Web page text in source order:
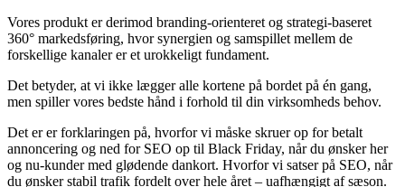
Vores produkt er derimod branding-orienteret og strategi-baseret
360° markedsføring, hvor synergien og samspillet mellem de
forskellige kanaler er et urokkeligt fundament.
Det betyder, at vi ikke lægger alle kortene på bordet på én gang,
men spiller vores bedste hånd i forhold til din virksomheds behov.
Det er er forklaringen på, hvorfor vi måske skruer op for betalt
annoncering og ned for SEO op til Black Friday, når du ønsker her
og nu-kunder med glødende dankort. Hvorfor vi satser på SEO, når
du ønsker stabil trafik fordelt over hele året – uafhængigt af sæson.